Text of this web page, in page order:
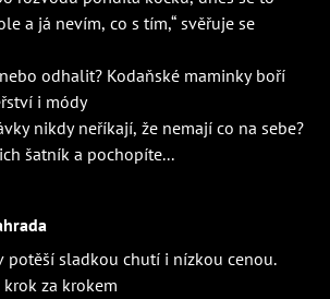
a já nevím, co s tím,“ svěřuje se
odhalit? Kodaňské maminky boří
i módy
nikdy neříkají, že nemají co na sebe?
šatník a pochopíte...
potěší sladkou chutí i nízkou cenou.
za krokem